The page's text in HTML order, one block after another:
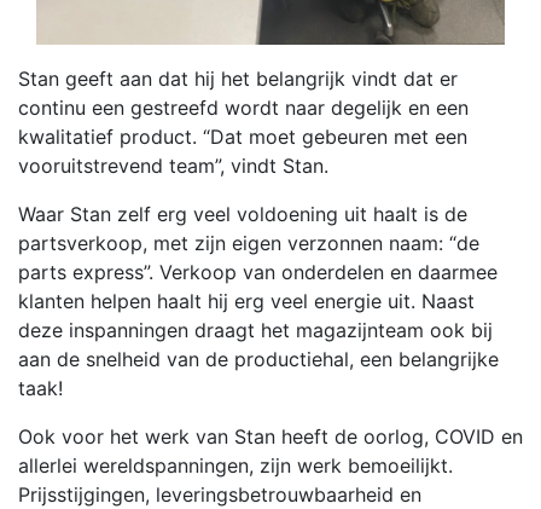
Stan geeft aan dat hij het belangrijk vindt dat er
continu een gestreefd wordt naar degelijk en een
kwalitatief product. “Dat moet gebeuren met een
vooruitstrevend team”, vindt Stan.
Waar Stan zelf erg veel voldoening uit haalt is de
partsverkoop, met zijn eigen verzonnen naam: “de
parts express”. Verkoop van onderdelen en daarmee
klanten helpen haalt hij erg veel energie uit. Naast
deze inspanningen draagt het magazijnteam ook bij
aan de snelheid van de productiehal, een belangrijke
taak!
Ook voor het werk van Stan heeft de oorlog, COVID en
allerlei wereldspanningen, zijn werk bemoeilijkt.
Prijsstijgingen, leveringsbetrouwbaarheid en